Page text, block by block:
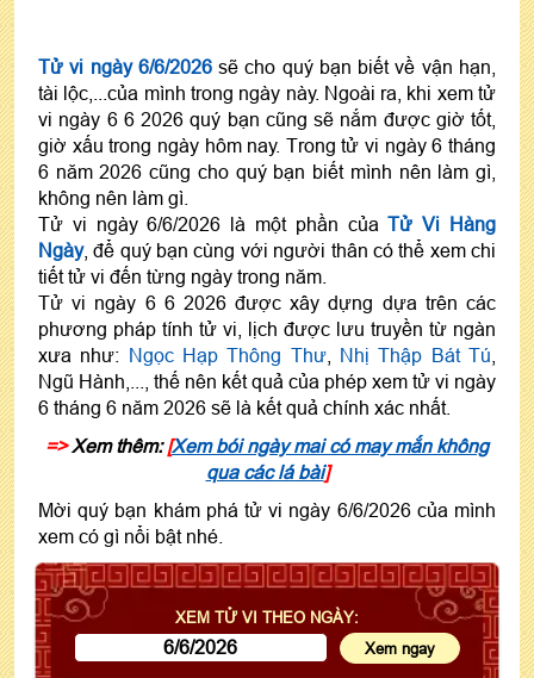
Tử vi ngày 6/6/2026sẽ cho quý bạn biết về vận hạn,
tài lộc,...của mình trong ngày này. Ngoài ra, khi xem tử
vi ngày 6 6 2026 quý bạn cũng sẽ nắm được giờ tốt,
giờ xấu trong ngày hôm nay. Trong tử vi ngày 6 tháng
6 năm 2026 cũng cho quý bạn biết mình nên làm gì,
không nên làm gì.
Tử vi ngày 6/6/2026 là một phần củaTử Vi Hàng
Ngày, để quý bạn cùng với người thân có thể xem chi
tiết tử vi đến từng ngày trong năm.
Tử vi ngày 6 6 2026 được xây dựng dựa trên các
phương pháp tính tử vi, lịch được lưu truyền từ ngàn
xưa như: Ngọc Hạp Thông Thư, Nhị Thập Bát Tú
Ngũ Hành,..., thế nên kết quả của phép xem tử vi ngày
6 tháng 6 năm 2026 sẽ là kết quả chính xác nhất.
=>Xem thêm:[Xem bói ngày mai có may mắn không
qua các lá bài]
Mời quý bạn khám phá tử vi ngày 6/6/2026 của mình
xem có gì nổi bật nhé.
XEM TỬ VI THEO NGÀY: